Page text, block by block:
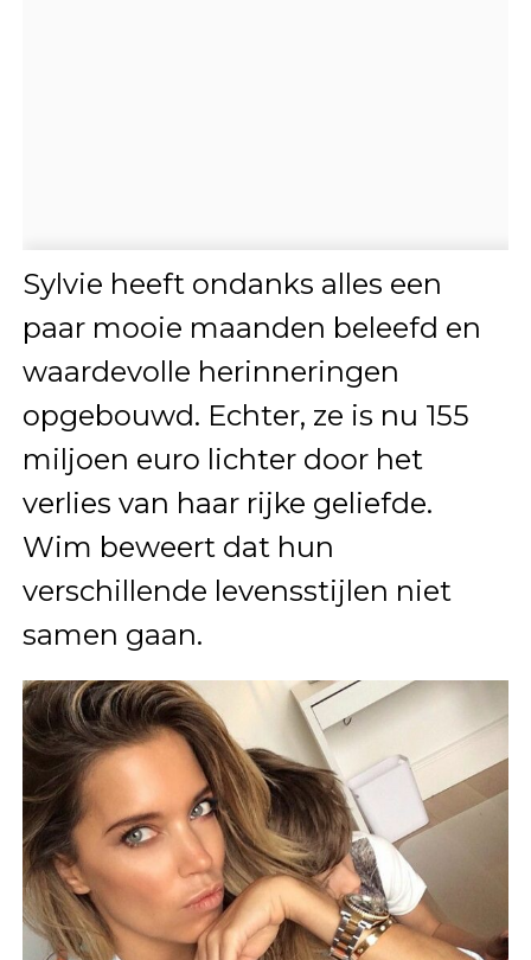
Sylvie heeft ondanks alles een
paar mooie maanden beleefd en
waardevolle herinneringen
opgebouwd. Echter, ze is nu 155
miljoen euro lichter door het
verlies van haar rijke geliefde.
Wim beweert dat hun
verschillende levensstijlen niet
samen gaan.